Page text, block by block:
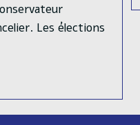
Les élections